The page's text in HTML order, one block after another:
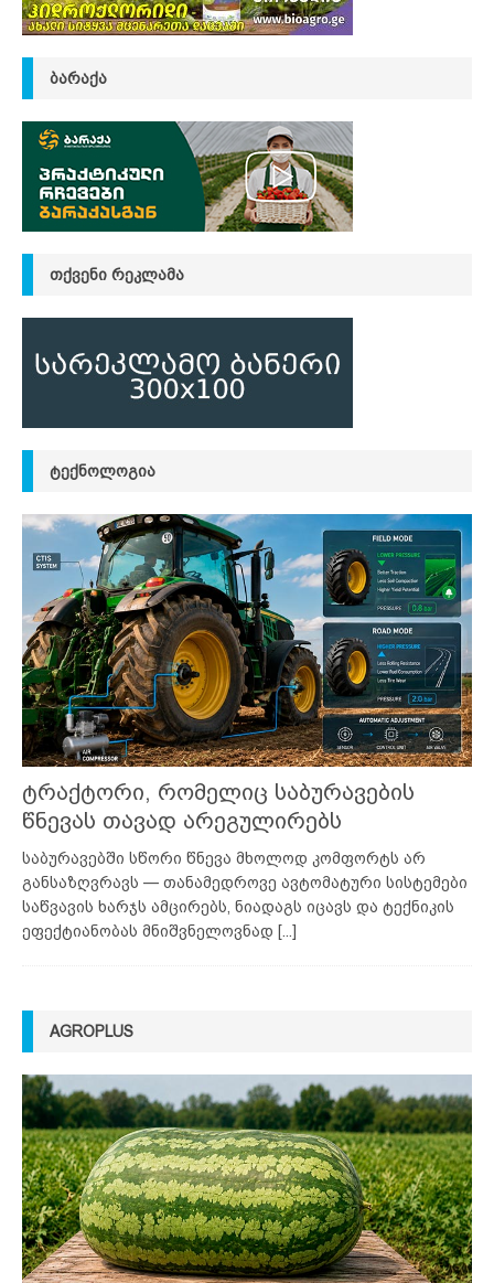
ᲑᲐᲠᲐᲥᲐ
ᲗᲥᲕᲔᲜᲘ ᲠᲔᲙᲚᲐᲛᲐ
ᲢᲔᲥᲜᲝᲚᲝᲒᲘᲐ
ტრაქტორი, რომელიც საბურავების
წნევას თავად არეგულირებს
საბურავებში სწორი წნევა მხოლოდ კომფორტს არ
განსაზღვრავს — თანამედროვე ავტომატური სისტემები
საწვავის ხარჯს ამცირებს, ნიადაგს იცავს და ტექნიკის
ეფექტიანობას მნიშვნელოვნად [...]
AGROPLUS